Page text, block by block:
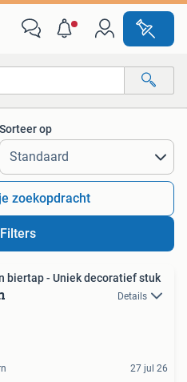
Sorteer op
zoekopdracht
Filters
biertap - Uniek decoratief stuk
Details
27 jul 26